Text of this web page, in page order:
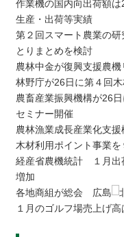
作業機の国内向出荷額
生産・出荷等実績
第２回スマート農業の
とりまとめを検討
農林中金が復興支援農
林野庁が26日に第４回
農畜産業振興機構が26
セミナー開催
農林漁業成長産業化支
木材利用ポイント事業
経産省農機統計 １月出
増加
各地商組が総会 広島
１月のゴルフ場売上げ